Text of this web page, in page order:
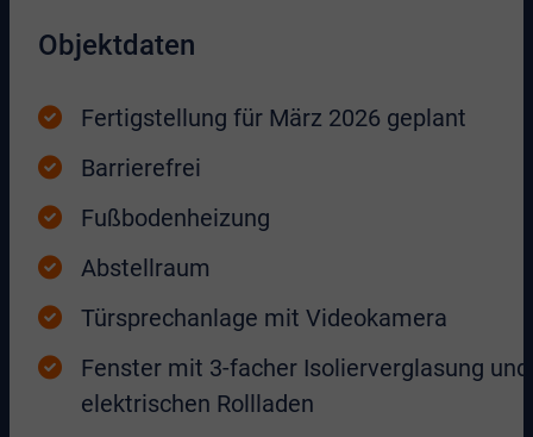
Objektdaten
Fertigstellung für März 2026 geplant
Barrierefrei
Fußbodenheizung
Abstellraum
Türsprechanlage mit Videokamera
Fenster mit 3-facher Isolierverglasung und
elektrischen Rollladen